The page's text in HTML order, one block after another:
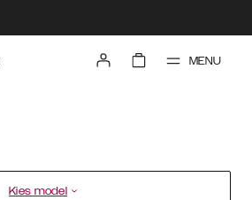
MENU
Kies model